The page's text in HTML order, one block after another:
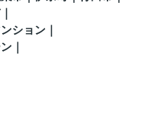
ション｜
｜